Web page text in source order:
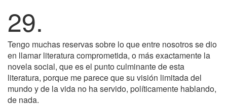
29.
Tengo muchas reservas sobre lo que entre nosotros se dio
en llamar literatura comprometida, o más exactamente la
novela social, que es el punto culminante de esta
literatura, porque me parece que su visión limitada del
mundo y de la vida no ha servido, políticamente hablando,
de nada.